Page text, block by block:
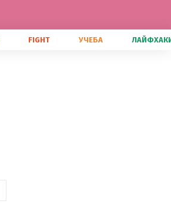
FIGHT УЧЕБА